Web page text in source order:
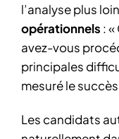
l’analyse plus
opérationnels :
avez-vous
principales
mesuré le succès
Les candidats